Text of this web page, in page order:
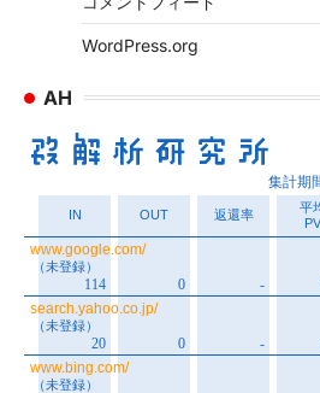
WordPress.org
AH